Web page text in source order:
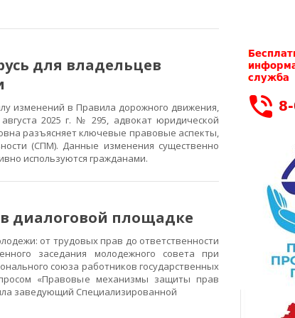
для владельцев
изменений в Правила дорожного движения,
2025 г. № 295, адвокат юридической
разъясняет ключевые правовые аспекты,
(СПМ). Данные изменения существенно
используются гражданами.
диалоговой площадке
от трудовых прав до ответственности
заседания молодежного совета при
союза работников государственных
«Правовые механизмы защиты прав
заведующий Специализированной